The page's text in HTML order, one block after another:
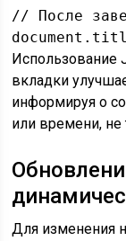
// После
Использование
вкладки
информируя о
или времени, не
Для изменения